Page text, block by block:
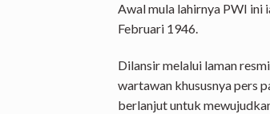
Awal mula lahirnya PWI ini
Februari 1946.
Dilansir melalui laman
wartawan khususnya pers
berlanjut untuk